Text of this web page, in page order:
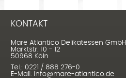
KONTAKT
Mare Atlantico Delikatessen GmbH
Marktstr. 10 - 12
50968 Köln
Tel.: 0221 / 888 276-0
E-Mail: info@mare-atlantico.de